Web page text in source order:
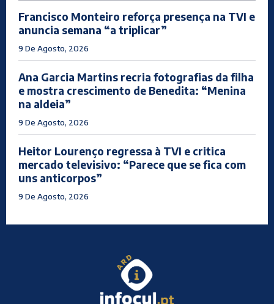
Francisco Monteiro reforça presença na TVI e
anuncia semana “a triplicar”
9 De Agosto, 2026
Ana Garcia Martins recria fotografias da filha
e mostra crescimento de Benedita: “Menina
na aldeia”
9 De Agosto, 2026
Heitor Lourenço regressa à TVI e critica
mercado televisivo: “Parece que se fica com
uns anticorpos”
9 De Agosto, 2026